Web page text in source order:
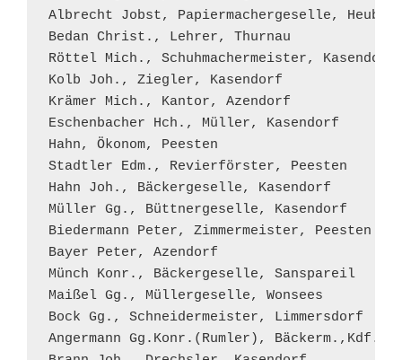
Albrecht Jobst, Papiermachergeselle,
Bedan Christ., Lehrer, Thurnau
Röttel Mich., Schuhmachermeister, Kasendorf
Kolb Joh., Ziegler, Kasendorf
Krämer Mich., Kantor, Azendorf
Eschenbacher Hch., Müller, Kasendorf
Hahn, Ökonom, Peesten
Stadtler Edm., Revierförster, Peesten
Hahn Joh., Bäckergeselle, Kasendorf
Müller Gg., Büttnergeselle, Kasendorf
Biedermann Peter, Zimmermeister, Peesten
Bayer Peter, Azendorf
Münch Konr., Bäckergeselle, Sanspareil
Maißel Gg., Müllergeselle, Wonsees
Bock Gg., Schneidermeister, Limmersdorf
Angermann Gg.Konr.(Rumler), Bäckerm.,Kdf.